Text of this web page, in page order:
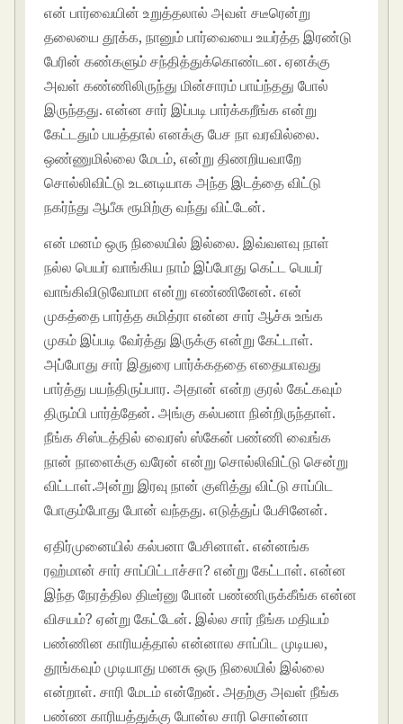
என் பார்வையின் உறுத்தலால் அவள் சடீரென்று
தலையை தூக்க, நானும் பார்வையை உயர்த்த இரண்டு
பேரின் கண்களும் சந்தித்துக்கொண்டன. ஏனக்கு
அவள் கண்ணிலிருந்து மின்சாரம் பாய்ந்தது போல்
இருந்தது. என்ன சார் இப்படி பார்க்கறீங்க என்று
கேட்டதும் பயத்தால் எனக்கு பேச நா வரவில்லை.
ஒண்ணுமில்லை மேடம், என்று திணறியவாறே
சொல்லிவிட்டு உடனடியாக அந்த இடத்தை விட்டு
நகர்ந்து ஆபீசு ரூமிற்கு வந்து விட்டேன்.
என் மனம் ஒரு நிலையில் இல்லை. இவ்வளவு நாள்
நல்ல பெயர் வாங்கிய நாம் இப்போது கெட்ட பெயர்
வாங்கிவிடுவோமா என்று எண்ணினேன். என்
முகத்தை பார்த்த சுமித்ரா என்ன சார் ஆச்சு உங்க
முகம் இப்படி வேர்த்து இருக்கு என்று கேட்டாள்.
அப்போது சார் இதுரை பார்க்கததை எதையாவது
பார்த்து பயந்திருப்பார. அதான் என்ற குரல் கேட்கவும்
திரும்பி பார்த்தேன். அங்கு கல்பனா நின்றிருந்தாள்.
நீங்க சிஸ்டத்தில் வைரஸ் ஸ்கேன் பண்ணி வைங்க
நான் நாளைக்கு வரேன் என்று சொல்லிவிட்டு சென்று
விட்டாள்.அன்று இரவு நான் குளித்து விட்டு சாப்பிட
போகும்போது போன் வந்தது. எடுத்துப் பேசினேன்.
ஏதிர்முனையில் கல்பனா பேசினாள். என்னங்க
ரஹ்மான் சார் சாப்பிட்டாச்சா? என்று கேட்டாள். என்ன
இந்த நேரத்தில திடீர்னு போன் பண்ணிருக்கீங்க என்ன
விசயம்? ஏன்று கேட்டேன். இல்ல சார் நீங்க மதியம்
பண்ணின காரியத்தால் என்னால சாப்பிட முடியல,
தூங்கவும் முடியாது மனசு ஒரு நிலையில் இல்லை
என்றாள். சாரி மேடம் என்றேன். அதற்கு அவள் நீங்க
பண்ண காரியத்துக்கு போன்ல சாரி சொன்னா